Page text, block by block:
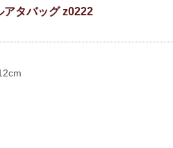
アタバッグ z0222